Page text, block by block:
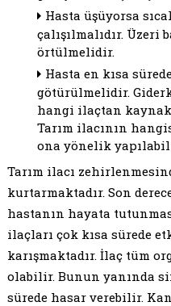
Hasta üşüyorsa
çalışılmalıdır. Üzeri
örtülmelidir.
Hasta en kısa
götürülmelidir.
hangi ilaçtan
Tarım ilacının
ona yönelik
Tarım ilacı
kurtarmaktadır. Son
hastanın hayata
ilaçları çok kısa sürede
karışmaktadır. İlaç tüm
olabilir. Bunun yanında
sürede hasar verebilir.